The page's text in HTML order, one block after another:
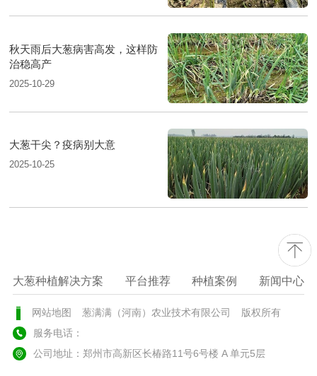
秋天雨后大葱病害高发，这样防
治稳高产
2025-10-29
大葱干尖？疫病别大意
2025-10-25
大葱种植解决方案 平台推荐 种植案例 新闻中心
网站地图 葱满满（河南）农业技术有限公司
版权所有
服务电话：
公司地址：郑州市高新区长椿路11号6号楼 A 单元5层